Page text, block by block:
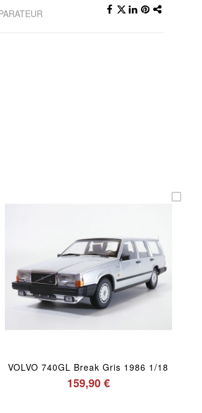
VOLVO 740GL Break Gris 1986 1/18
159,90 €